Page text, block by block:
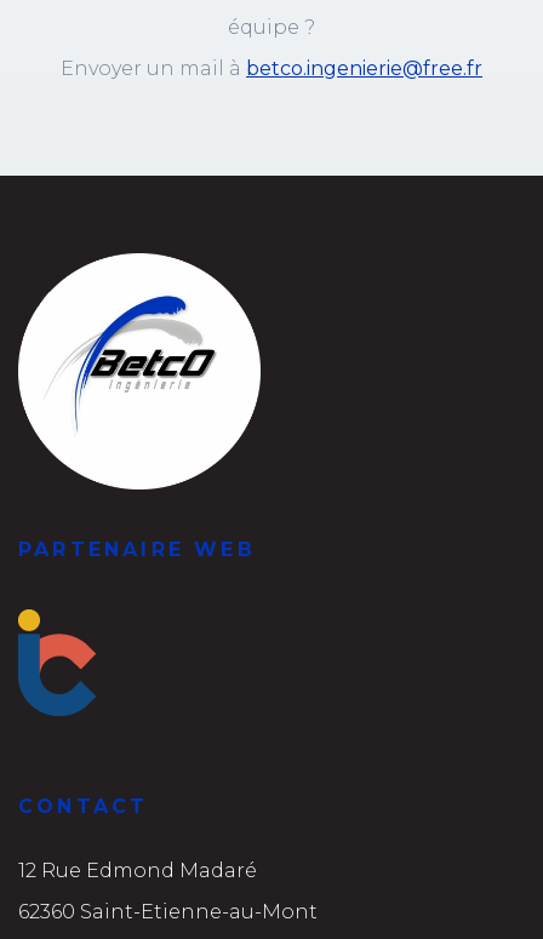
équipe ?
Envoyer un mail à betco.ingenierie@free.fr
PARTENAIRE WEB
CONTACT
12 Rue Edmond Madaré
62360 Saint-Etienne-au-Mont